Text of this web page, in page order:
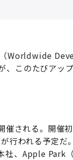
（Worldwide
、このたびアッ
される。開催
行われる予定だ
社、Apple Park